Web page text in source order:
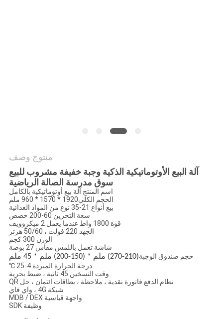
منتوج وصف
آلة البيع الأوتوماتيكية الذكية وجبة خفيفة مشروب للبيع
سوق مدرسة الصالة الرياضية
اسم المنتج آلة بيع أوتوماتيكية بالكامل
الحجم الكلي1920 * 1570 * 960 ملم
بيع أنواع 21-35 نوع من المواد الغذائية
سعة التخزين 60-200 حصص
قوة 1800 واط عندما يعمل 2 ميكروويف
الجهد 220 فولت ، 50/60 هرتز
الوزن 300 كجم
شاشة تعمل باللمس مقاس 27 بوصة
حجم صندوق الوجبة(210-270) ملم * (150-200) ملم * 45 ملم
درجة الحرارة المبردة 4-25 ℃
وقت التسخين 45 ثانية ، ضبط بحرية
نظام الدفع فاتورة نقدية ، ملاحظة ، بطاقات ائتمان ، حل QR
شبكة 4G ، واي فاي
واجهة قياسية MDB / DEX
وظيفة SDK